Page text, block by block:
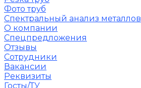
Фото труб
Спектральный анализ металлов
О компании
Спецпредложения
Отзывы
Сотрудники
Вакансии
Реквизиты
Госты/ТУ